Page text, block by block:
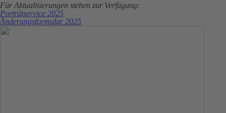
Für Aktualisierungen stehen zur Verfügung:
Porträtservice 2025
Änderungsformular 2025